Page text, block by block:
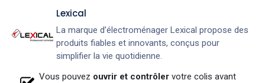
Lexical
La marque d’électroménager Lexical propose des
produits fiables et innovants, conçus pour
simplifier la vie quotidienne.
Vous pouvez ouvrir et contrôler votre colis avant